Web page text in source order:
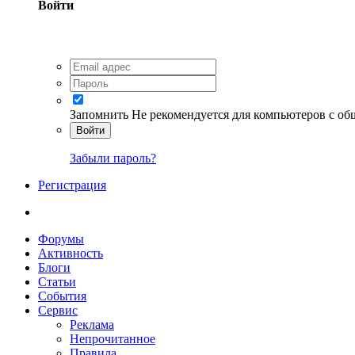
Войти
Запомнить Не рекомендуется для компьютеров с
Войти
Забыли пароль?
Регистрация
Форумы
Активность
Блоги
Статьи
События
Сервис
Реклама
Непрочитанное